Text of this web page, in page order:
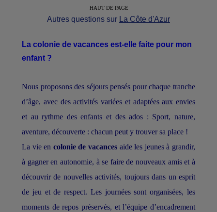
HAUT DE PAGE
Autres questions sur La Côte d'Azur
La colonie de vacances est-elle faite pour mon
enfant ?
Nous proposons des séjours pensés pour chaque tranche
d’âge, avec des activités variées et adaptées aux envies
et au rythme des enfants et des ados : Sport, nature,
aventure, découverte : chacun peut y trouver sa place !
La vie en colonie de vacances aide les jeunes à grandir,
à gagner en autonomie, à se faire de nouveaux amis et à
découvrir de nouvelles activités, toujours dans un esprit
de jeu et de respect. Les journées sont organisées, les
moments de repos préservés, et l’équipe d’encadrement